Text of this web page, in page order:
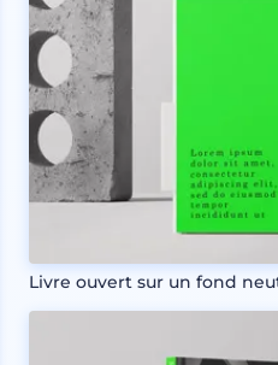
Livre ouvert sur un fond